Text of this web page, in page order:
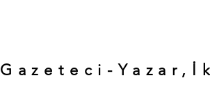
Gazeteci-